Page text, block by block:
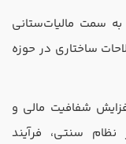
به سمت مالیات‌ستانی
ساختاری در حوزه
شفافیت مالی و
نظام سنتی، فرآیند